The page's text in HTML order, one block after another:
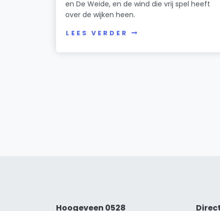
en De Weide, en de wind die vrij spel heeft
over de wijken heen.
LEES VERDER
Hoogeveen 0528